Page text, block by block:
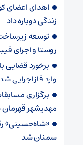
زندگی دوباره داد
روستا و اجرای
برخورد قضایی
وارد فاز اجرایی شد
برگزاری
مهدیشهر
«شاه‌حسینی»
سمنان شد